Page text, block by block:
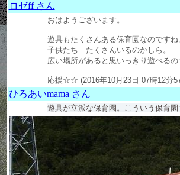
ロゼff さん
おはようございます。
遊具もたくさんある保育園なのですね
子供たち たくさんいるのかしら。
広い場所があると思いっきり遊べる
応援☆☆ (2016年10月23日 07時12分
ひろあいmama さん
遊具が立派な保育園。こういう保育